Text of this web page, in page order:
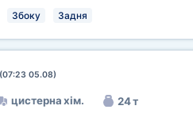
Збоку Задня
05.08)
цистерна хім. 24 т